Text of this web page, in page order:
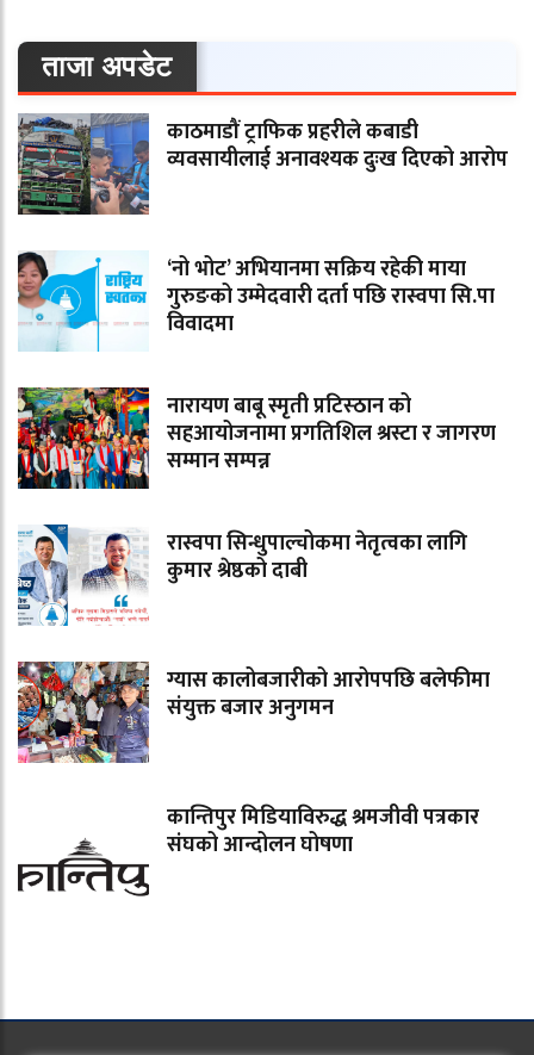
ताजा अपडेट
काठमाडौं ट्राफिक प्रहरीले कबाडी
व्यवसायीलाई अनावश्यक दुःख दिएको आरोप
‘नो भोट’ अभियानमा सक्रिय रहेकी माया
गुरुङको उम्मेदवारी दर्ता पछि रास्वपा सि.पा
विवादमा
नारायण बाबू स्मृती प्रटिस्ठान को
सहआयोजनामा प्रगतिशिल श्रस्टा र जागरण
सम्मान सम्पन्न
रास्वपा सिन्धुपाल्चोकमा नेतृत्वका लागि
कुमार श्रेष्ठको दाबी
ग्यास कालोबजारीको आरोपपछि बलेफीमा
संयुक्त बजार अनुगमन
कान्तिपुर मिडियाविरुद्ध श्रमजीवी पत्रकार
संघको आन्दोलन घोषणा